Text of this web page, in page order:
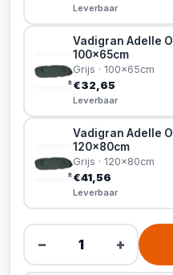
Leverbaar
Vadigran Adelle
100x65cm
Grijs · 100x65cm
€32,65
Leverbaar
Vadigran Adelle
120x80cm
Grijs · 120x80cm
€41,56
Leverbaar
− +